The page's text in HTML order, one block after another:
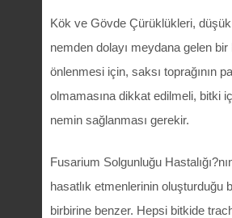
Kök ve Gövde Çürüklükleri, düşük
nemden dolayı meydana gelen bir
önlenmesi için, saksı toprağının
olmamasına dikkat edilmeli, bitki
nemin sağlanması gerekir.
Fusarium Solgunluğu
hasatlık etmenlerinin oluşturduğu
birbirine benzer. Hepsi bitkide